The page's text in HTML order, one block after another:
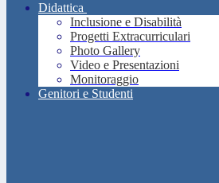
Didattica
Inclusione e Disabilità
Progetti Extracurriculari
Photo Gallery
Video e Presentazioni
Monitoraggio
Genitori e Studenti